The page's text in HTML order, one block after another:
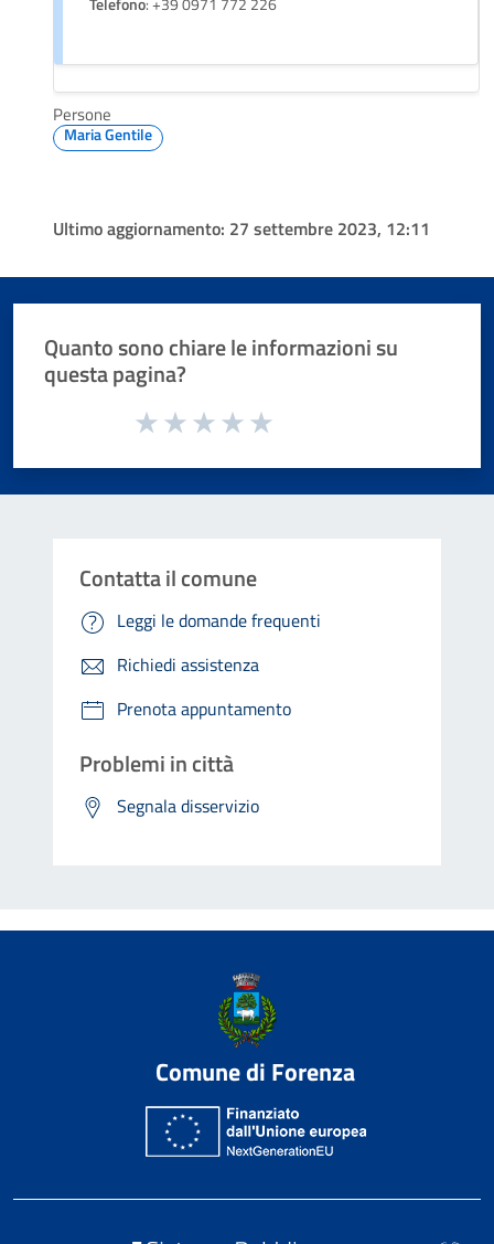
Persone
Maria Gentile
Ultimo aggiornamento: 27 settembre 2023, 12:11
Quanto sono chiare le informazioni su
questa pagina?
Valuta da 1 a 5 stelle la pagina
Contatta il comune
Leggi le domande frequenti
Richiedi assistenza
Prenota appuntamento
Problemi in città
Segnala disservizio
Comune di Forenza